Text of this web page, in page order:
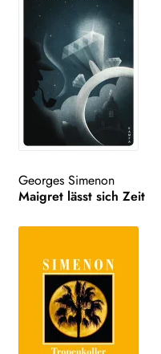
Georges Simenon
Maigret lässt sich Zeit